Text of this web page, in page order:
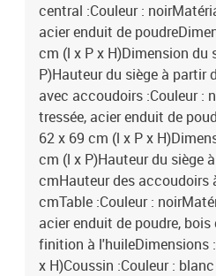
central :Couleur :
acier enduit de
cm (l x P x H)Dimension du
P)Hauteur du siège à partir
avec accoudoirs :Couleur :
tressée, acier enduit de
62 x 69 cm (l x P x
cm (l x P)Hauteur du siège
cmHauteur des accoudoirs
cmTable :Couleur :
acier enduit de poudre,
finition à l'huileDimensions
x H)Coussin :Couleur :